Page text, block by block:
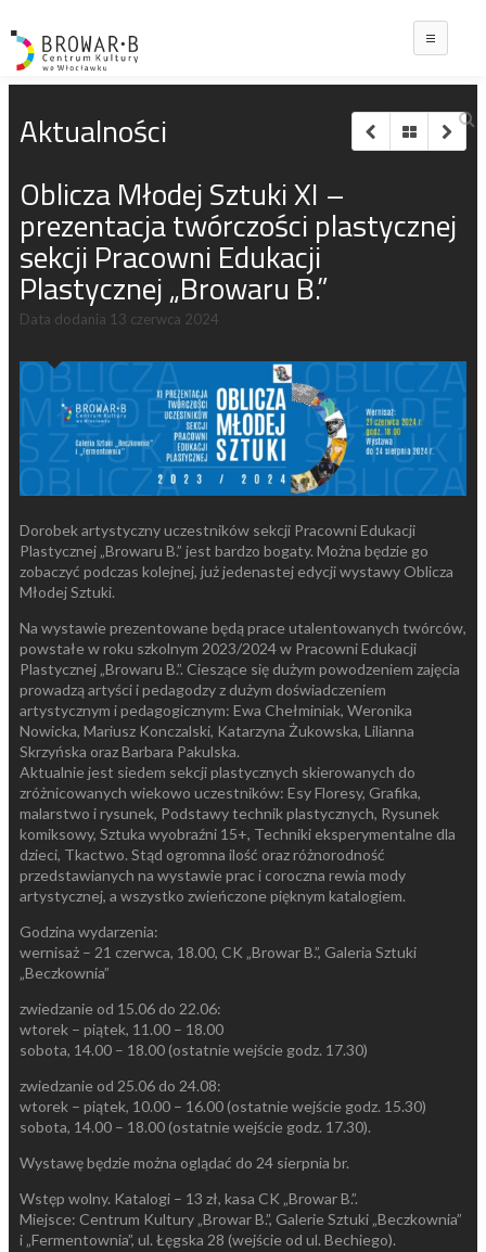
Aktualności
Oblicza Młodej Sztuki XI –
prezentacja twórczości plastycznej
sekcji Pracowni Edukacji
Plastycznej „Browaru B.”
Data dodania 13 czerwca 2024
Dorobek artystyczny uczestników sekcji Pracowni Edukacji
Plastycznej „Browaru B.” jest bardzo bogaty. Można będzie go
zobaczyć podczas kolejnej, już jedenastej edycji wystawy Oblicza
Młodej Sztuki.
Na wystawie prezentowane będą prace utalentowanych twórców,
powstałe w roku szkolnym 2023/2024 w Pracowni Edukacji
Plastycznej „Browaru B.”. Cieszące się dużym powodzeniem zajęcia
prowadzą artyści i pedagodzy z dużym doświadczeniem
artystycznym i pedagogicznym: Ewa Chełminiak, Weronika
Nowicka, Mariusz Konczalski, Katarzyna Żukowska, Lilianna
Skrzyńska oraz Barbara Pakulska.
Aktualnie jest siedem sekcji plastycznych skierowanych do
zróżnicowanych wiekowo uczestników: Esy Floresy, Grafika,
malarstwo i rysunek, Podstawy technik plastycznych, Rysunek
komiksowy, Sztuka wyobraźni 15+, Techniki eksperymentalne dla
dzieci, Tkactwo. Stąd ogromna ilość oraz różnorodność
przedstawianych na wystawie prac i coroczna rewia mody
artystycznej, a wszystko zwieńczone pięknym katalogiem.
Godzina wydarzenia:
wernisaż – 21 czerwca, 18.00, CK „Browar B.”, Galeria Sztuki
„Beczkownia”
zwiedzanie od 15.06 do 22.06:
wtorek – piątek, 11.00 – 18.00
sobota, 14.00 – 18.00 (ostatnie wejście godz. 17.30)
zwiedzanie od 25.06 do 24.08:
wtorek – piątek, 10.00 – 16.00 (ostatnie wejście godz. 15.30)
sobota, 14.00 – 18.00 (ostatnie wejście godz. 17.30).
Wystawę będzie można oglądać do 24 sierpnia br.
Wstęp wolny. Katalogi – 13 zł, kasa CK „Browar B.”.
Miejsce: Centrum Kultury „Browar B.”, Galerie Sztuki „Beczkownia”
i „Fermentownia”, ul. Łęgska 28 (wejście od ul. Bechiego).